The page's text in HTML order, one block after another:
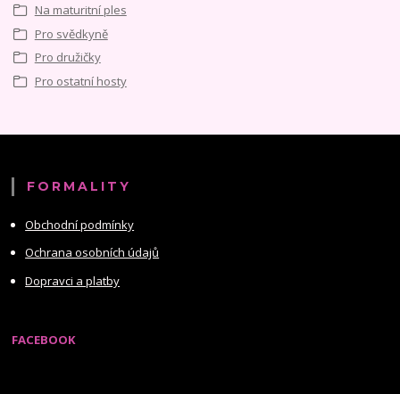
Na maturitní ples
Pro svědkyně
Pro družičky
Pro ostatní hosty
FORMALITY
Obchodní podmínky
Ochrana osobních údajů
Dopravci a platby
FACEBOOK